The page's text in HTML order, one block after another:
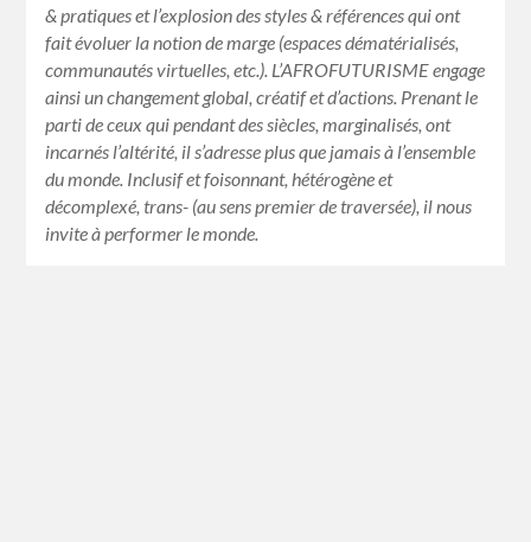
& pratiques et l’explosion des styles & références qui ont
fait évoluer la notion de marge (espaces dématérialisés,
communautés virtuelles, etc.). L’AFROFUTURISME engage
ainsi un changement global, créatif et d’actions. Prenant le
parti de ceux qui pendant des siècles, marginalisés, ont
incarnés l’altérité, il s’adresse plus que jamais à l’ensemble
du monde. Inclusif et foisonnant, hétérogène et
décomplexé, trans- (au sens premier de traversée), il nous
invite à performer le monde.